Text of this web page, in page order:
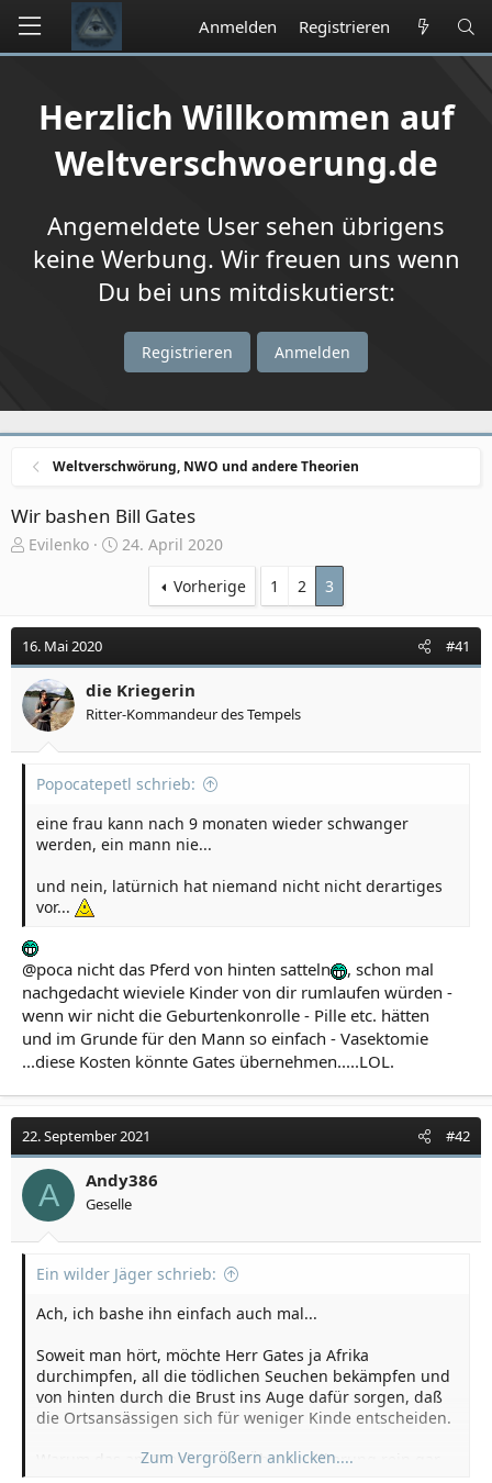
Anmelden Registrieren
Herzlich Willkommen auf
Weltverschwoerung.de
Angemeldete User sehen übrigens
keine Werbung. Wir freuen uns wenn
Du bei uns mitdiskutierst:
Registrieren Anmelden
Weltverschwörung, NWO und andere Theorien
Wir bashen Bill Gates
E
e
l
l
e
r
Evilenko
E
e
l
t
a
24. April 2020
Vorherige
1 2 3
16. Mai 2020 #41
die Kriegerin
Ritter-Kommandeur des Tempels
Popocatepetl schrieb:
eine frau kann nach 9 monaten wieder schwanger
werden, ein mann nie...
und nein, latürnich hat niemand nicht nicht derartiges
vor...
@poca nicht das Pferd von hinten satteln
, schon mal
nachgedacht wieviele Kinder von dir rumlaufen würden -
wenn wir nicht die Geburtenkonrolle - Pille etc. hätten
und im Grunde für den Mann so einfach - Vasektomie
...diese Kosten könnte Gates übernehmen.....LOL.
22. September 2021 #42
A Andy386
Geselle
Ein wilder Jäger schrieb:
Ach, ich bashe ihn einfach auch mal...
Soweit man hört, möchte Herr Gates ja Afrika
durchimpfen, all die tödlichen Seuchen bekämpfen und
von hinten durch die Brust ins Auge dafür sorgen, daß
die Ortsansässigen sich für weniger Kinde entscheiden.
Warum das am Problem der Überbevölkerung rein gar
Zum Vergrößern anklicken....